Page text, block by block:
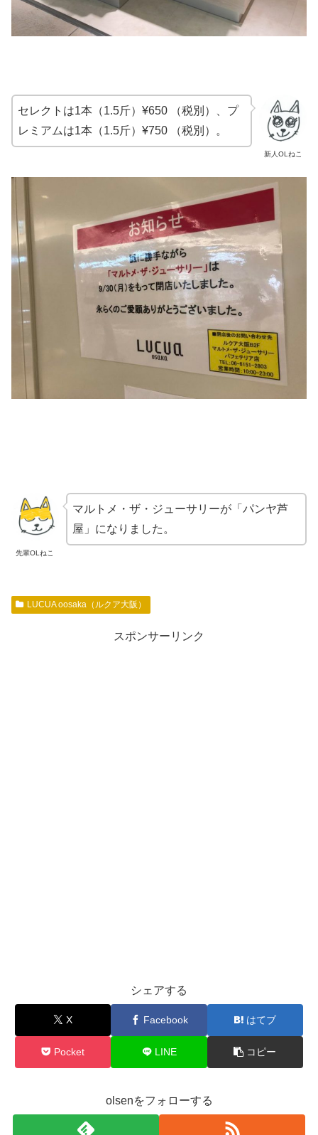
新人OLねこ
セレクトは1本（1.5斤）¥650 （税別）、プ
レミアムは1本（1.5斤）¥750 （税別）。
先輩OLねこ
マルトメ・ザ・ジューサリーが「パンヤ芦
屋」になりました。
LUCUA oosaka（ルクア大阪）
スポンサーリンク
シェアする
X Facebook はてブ
Pocket LINE コピー
olsenをフォローする